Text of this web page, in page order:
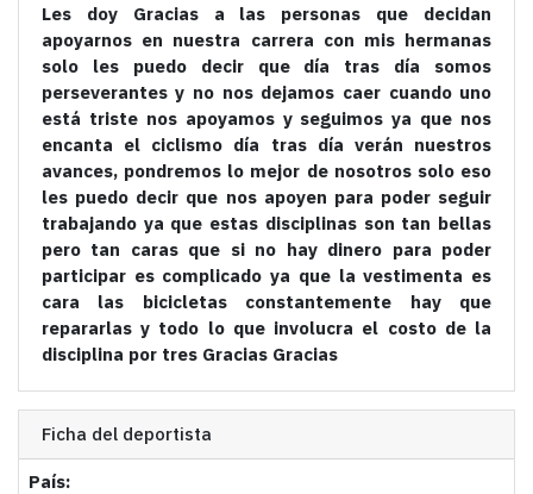
Les doy Gracias a las personas que decidan
apoyarnos en nuestra carrera con mis hermanas
solo les puedo decir que día tras día somos
perseverantes y no nos dejamos caer cuando uno
está triste nos apoyamos y seguimos ya que nos
encanta el ciclismo día tras día verán nuestros
avances, pondremos lo mejor de nosotros solo eso
les puedo decir que nos apoyen para poder seguir
trabajando ya que estas disciplinas son tan bellas
pero tan caras que si no hay dinero para poder
participar es complicado ya que la vestimenta es
cara las bicicletas constantemente hay que
repararlas y todo lo que involucra el costo de la
disciplina por tres Gracias Gracias
Ficha del deportista
País: